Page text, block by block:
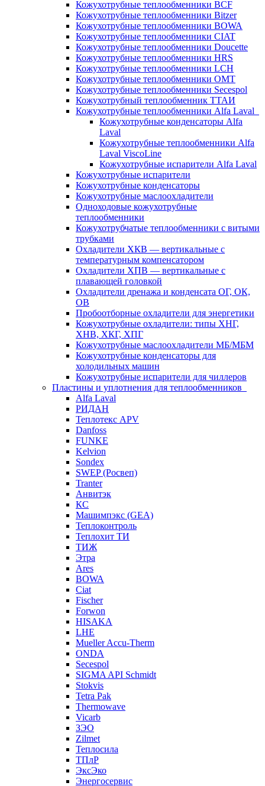
Кожухотрубные теплообменники BCF
Кожухотрубные теплообменники Bitzer
Кожухотрубные теплообменники BOWA
Кожухотрубные теплообменники CIAT
Кожухотрубные теплообменники Doucette
Кожухотрубные теплообменники HRS
Кожухотрубные теплообменники LCH
Кожухотрубные теплообменники OMT
Кожухотрубные теплообменники Secespol
Кожухотрубный теплообменник ТТАИ
Кожухотрубные теплообменники Alfa Laval
Кожухотрубные конденсаторы Alfa
Laval
Кожухотрубные теплообменники Alfa
Laval ViscoLine
Кожухотрубные испарители Alfa Laval
Кожухотрубные испарители
Кожухотрубные конденсаторы
Кожухотрубные маслоохладители
Одноходовые кожухотрубные
теплообменники
Кожухотрубчатые теплообменники с витыми
трубками
Охладители ХКВ — вертикальные с
температурным компенсатором
Охладители ХПВ — вертикальные с
плавающей головкой
Охладители дренажа и конденсата ОГ, ОК,
ОВ
Пробоотборные охладители для энергетики
Кожухотрубные охладители: типы ХНГ,
ХНВ, ХКГ, ХПГ
Кожухотрубные маслоохладители МБ/МБМ
Кожухотрубные конденсаторы для
холодильных машин
Кожухотрубные испарители для чиллеров
Пластины и уплотнения для теплообменников
Alfa Laval
РИДАН
Теплотекс APV
Danfoss
FUNKE
Kelvion
Sondex
SWEP (Росвеп)
Tranter
Анвитэк
КС
Машимпэкс (GEA)
Теплоконтроль
Теплохит ТИ
ТИЖ
Этра
Ares
BOWA
Ciat
Fischer
Forwon
HISAKA
LHE
Mueller Accu-Therm
ONDA
Secespol
SIGMA API Schmidt
Stokvis
Tetra Pak
Thermowave
Vicarb
ЗЭО
Zilmet
Теплосила
ТПлР
ЭксЭко
Энергосервис